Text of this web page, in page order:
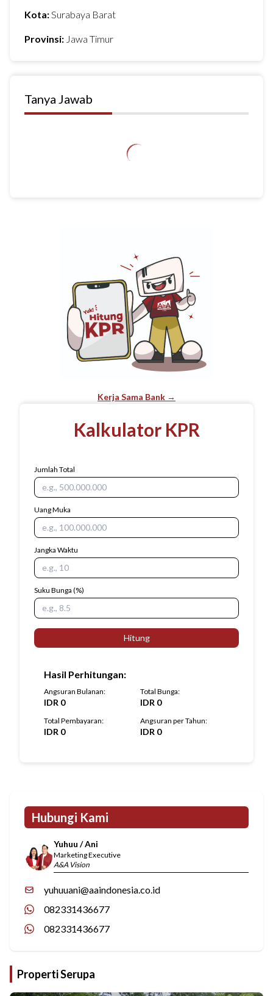
Kerja Sama Bank →
Kalkulator KPR
Jumlah Total
Uang Muka
Jangka Waktu
Suku Bunga (%)
Hitung
Hasil Perhitungan:
Angsuran Bulanan:
IDR 0
Total Bunga:
IDR 0
Total Pembayaran:
IDR 0
Angsuran per Tahun:
IDR 0
Kota:Surabaya Barat
Provinsi: Jawa Timur
Tanya Jawab
Hubungi Kami
Yuhuu / Ani
Marketing Executive
A&A Vision
yuhuuani@aaindonesia.co.id
082331436677
082331436677
Properti Serupa